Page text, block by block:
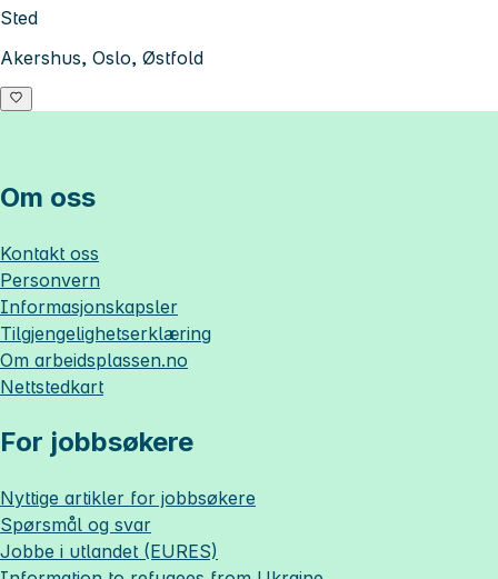
Sted
Akershus, Oslo, Østfold
Om oss
Kontakt oss
Personvern
Informasjonskapsler
Tilgjengelighetserklæring
Om arbeidsplassen.no
Nettstedkart
For jobbsøkere
Nyttige artikler for jobbsøkere
Spørsmål og svar
Jobbe i utlandet (EURES)